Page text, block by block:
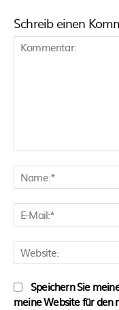
Schreib einen
Speichern Sie
meine Website für den